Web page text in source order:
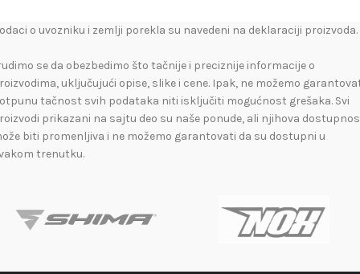
o uvozniku i zemlji porekla su navedeni na deklaraciji proizvoda.
se da obezbedimo što tačnije i preciznije informacije o
uključujući opise, slike i cene. Ipak, ne možemo
tačnost svih podataka niti isključiti mogućnost grešaka. Svi
prikazani na sajtu deo su naše ponude, ali njihova
biti promenljiva i ne možemo garantovati da su dostupni u
trenutku.